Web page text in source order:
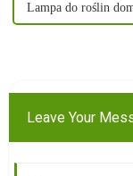
Lampa do roślin
Leave Your